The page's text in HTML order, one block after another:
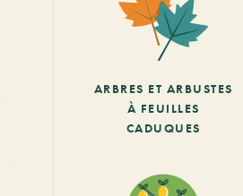
ARBRES ET ARBUSTES
À FEUILLES
CADUQUES